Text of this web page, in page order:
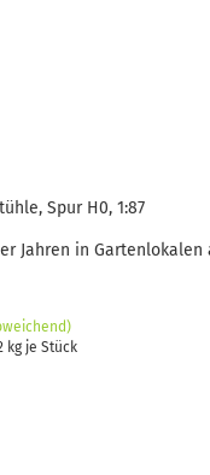
Spur H0, 1:87
Jahren in
kg je Stück